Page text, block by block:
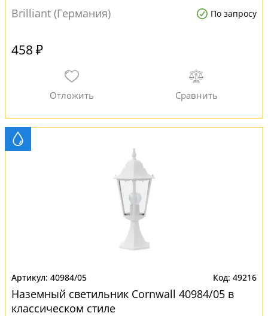
Brilliant (Германия)
По запросу
458 ₽
40984/05 49216
Наземный светильник Cornwall 40984/05 в
классическом стиле